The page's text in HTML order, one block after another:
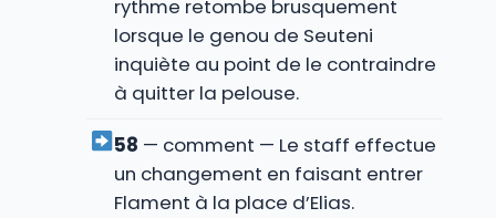
rythme retombe brusquement
lorsque le genou de Seuteni
inquiète au point de le contraindre
à quitter la pelouse.
58 — comment — Le staff effectue
un changement en faisant entrer
Flament à la place d’Elias.